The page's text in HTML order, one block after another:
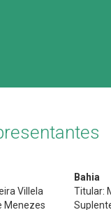
Villela
Menezes
Bahia
Titular: